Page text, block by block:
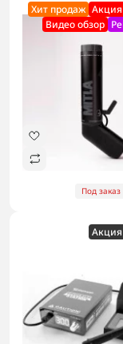
Хит продаж Акция
Видео обзор
Под заказ
Акция